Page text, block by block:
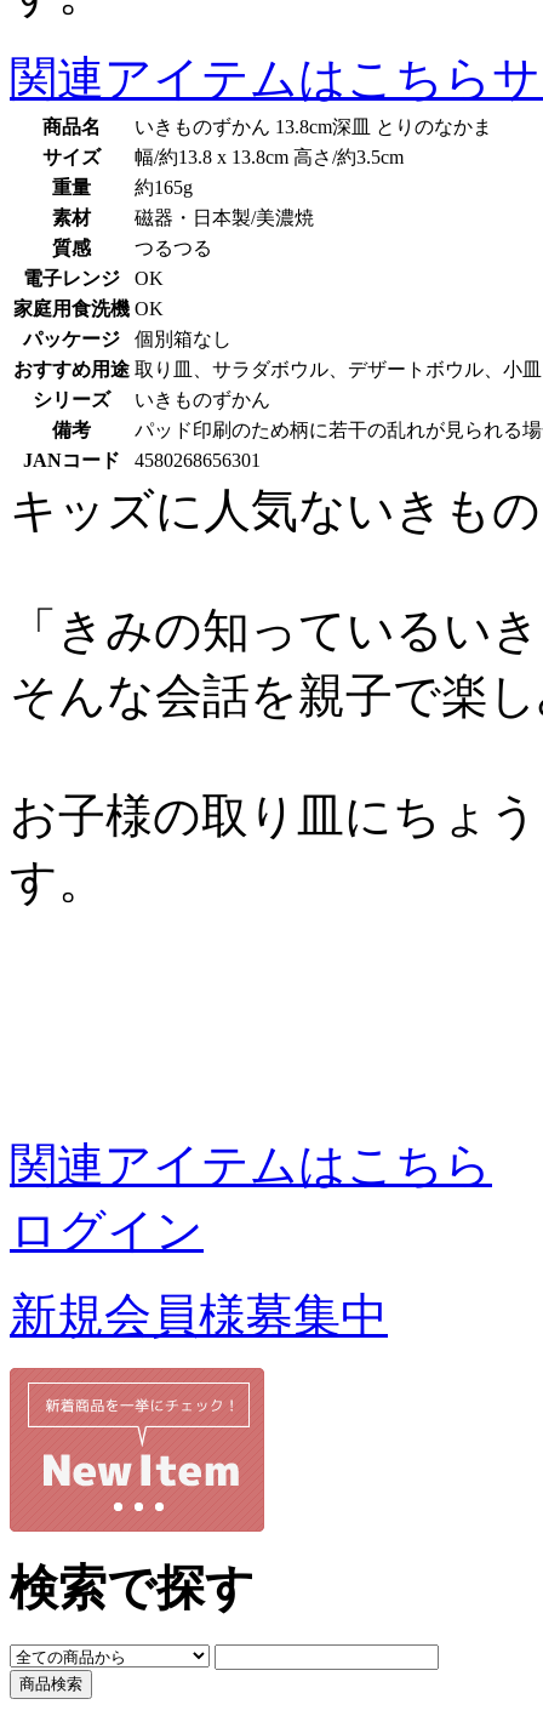
関連アイテムはこちら
商品名
いきものずかん 13.8cm深皿 とりのなかま
サイズ
幅/約13.8 x 13.8cm 高さ/約3.5cm
重量
約165g
素材
磁器・日本製/美濃焼
質感
つるつる
電子レンジ
OK
家庭用食洗機 OK
パッケージ
個別箱なし
おすすめ用途 取り皿、サラダボウル、デザートボウル、小皿
シリーズ
いきものずかん
備考
パッド印刷のため柄に若干の乱れが見られる
JANコード
4580268656301
キッズに人気ないきも
「きみの知っているい
そんな会話を親子で楽
お子様の取り皿にちょ
す。
関連アイテムはこちら
ログイン
新規会員様募集中
検索で探す